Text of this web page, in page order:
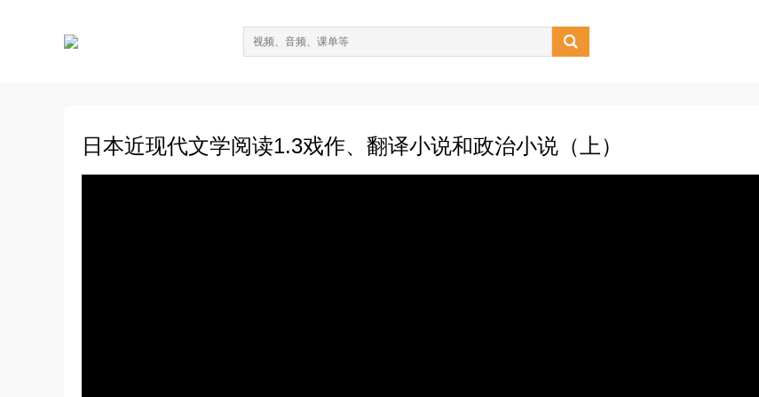

日本近现代文学阅读1.3戏作、翻译小说和政治小说（上）